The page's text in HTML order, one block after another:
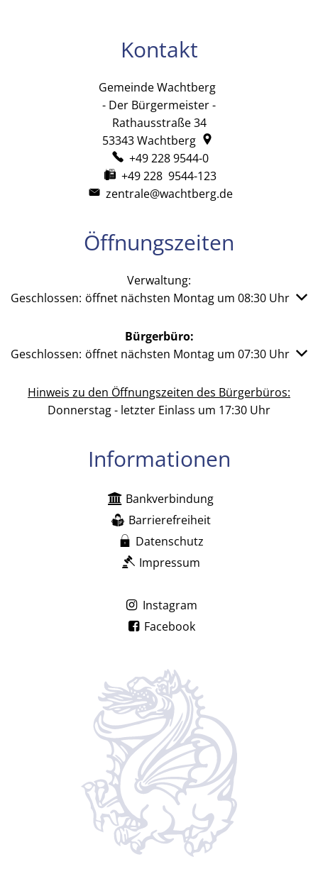
Kontakt
Gemeinde Wachtberg
- Der Bürgermeister -
Rathausstraße 34
53343Wachtberg
+49 228 9544-0
+49 228 9544-123
zentrale@wachtberg.de
Öffnungszeiten
Verwaltung:
Klicken, um weitere Öffnungs- oder Schließzeiten
Geschlossen: öffnet nächsten Montag um 08:30 Uhr
Bürgerbüro:
Klicken, um weitere Öffnungs- oder Schließzeiten
Geschlossen: öffnet nächsten Montag um 07:30 Uhr
Hinweis zu den Öffnungszeiten des Bürgerbüros:
Donnerstag - letzter Einlass um 17:30 Uhr
Informationen
Bankverbindung
Barrierefreiheit
Datenschutz
Impressum
Instagram
Facebook